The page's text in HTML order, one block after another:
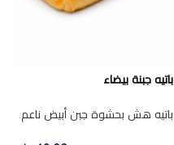
باتيه جبنة بيضاء
باتيه هش بحشوة جبن أبيض ناعم.